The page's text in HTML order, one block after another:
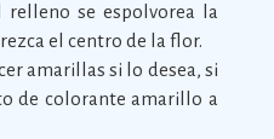
se espolvorea la
el centro de la flor.
amarillas si lo desea, si
de colorante amarillo a